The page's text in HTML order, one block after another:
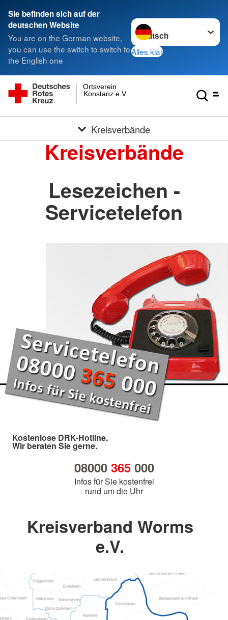
Sie befinden sich auf der
deutschen Website
You are on the German website,
you can use the switch to switch to
the English one
Sprache wechseln zu
Alles klar
Konstanz e.V.
Ortsverein
Kreisverbände
Kreisverbände
Lesezeichen -
Servicetelefon
Kostenlose DRK-Hotline.
Wir beraten Sie gerne.
08000 365000
Infos für Sie kostenfrei
rund um die Uhr
Kreisverband Worms
e.V.